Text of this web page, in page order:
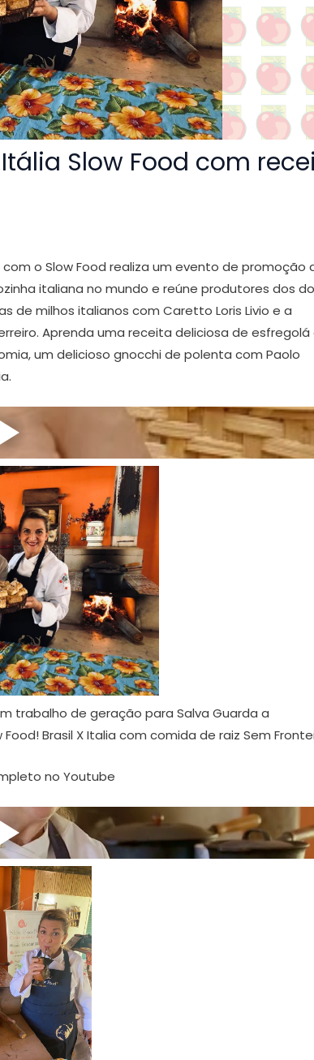
Slow Food com
o Slow Food realiza um evento de promoção
italiana no mundo e reúne produtores dos
de milhos italianos com Caretto Loris Livio e a
Aprenda uma receita deliciosa de
um delicioso gnocchi de polenta com Paolo
trabalho de geração para Salva Guarda a
Brasil X Italia com comida de raiz Sem
no Youtube